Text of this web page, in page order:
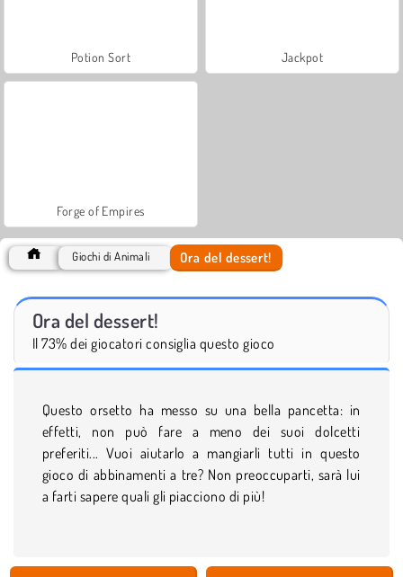
Potion Sort Jackpot
Forge of Empires
Giochi di Animali Ora del dessert!
Ora del dessert!
Il 73% dei giocatori consiglia questo gioco
Questo orsetto ha messo su una bella pancetta: in
effetti, non può fare a meno dei suoi dolcetti
preferiti... Vuoi aiutarlo a mangiarli tutti in questo
gioco di abbinamenti a tre? Non preoccuparti, sarà lui
a farti sapere quali gli piacciono di più!